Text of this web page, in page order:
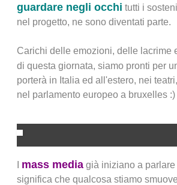
guardare negli occhi tutti i
nel progetto, ne sono diventati parte.
Carichi delle emozioni, delle lacrime
di questa giornata, siamo pronti per
porterà in Italia ed all'estero, nei
nel parlamento europeo a bruxelles :)
mass media già iniziano a
significa che qualcosa stiamo